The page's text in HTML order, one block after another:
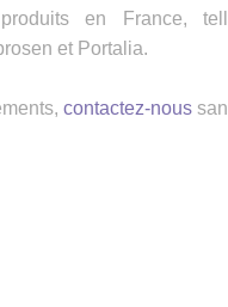
en France,
et Portalia.
contactez-nous